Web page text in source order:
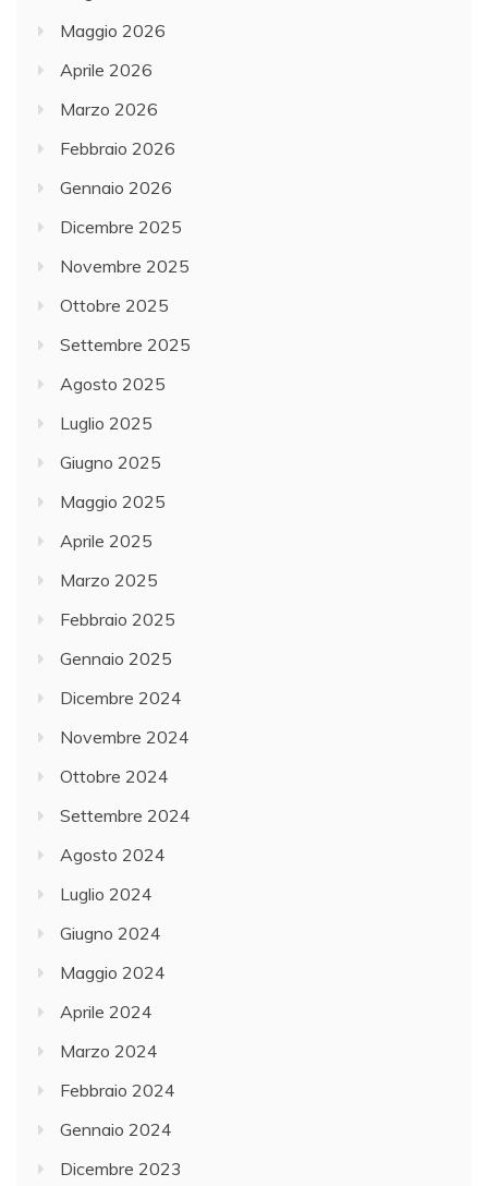
Maggio 2026
Aprile 2026
Marzo 2026
Febbraio 2026
Gennaio 2026
Dicembre 2025
Novembre 2025
Ottobre 2025
Settembre 2025
Agosto 2025
Luglio 2025
Giugno 2025
Maggio 2025
Aprile 2025
Marzo 2025
Febbraio 2025
Gennaio 2025
Dicembre 2024
Novembre 2024
Ottobre 2024
Settembre 2024
Agosto 2024
Luglio 2024
Giugno 2024
Maggio 2024
Aprile 2024
Marzo 2024
Febbraio 2024
Gennaio 2024
Dicembre 2023